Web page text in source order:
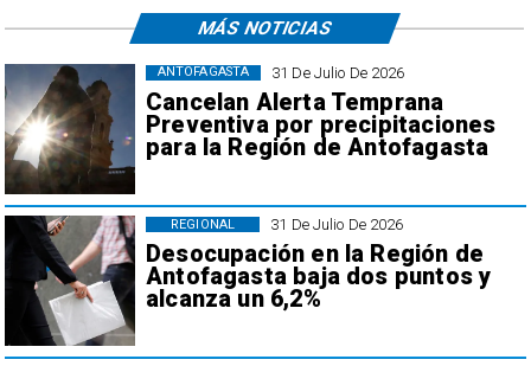
31 De Julio De 2026
Cancelan Alerta Temprana
Preventiva por precipitaciones
para la Región de Antofagasta
ANTOFAGASTA
31 De Julio De 2026
Desocupación en la Región de
Antofagasta baja dos puntos y
alcanza un 6,2%
REGIONAL
MÁS NOTICIAS